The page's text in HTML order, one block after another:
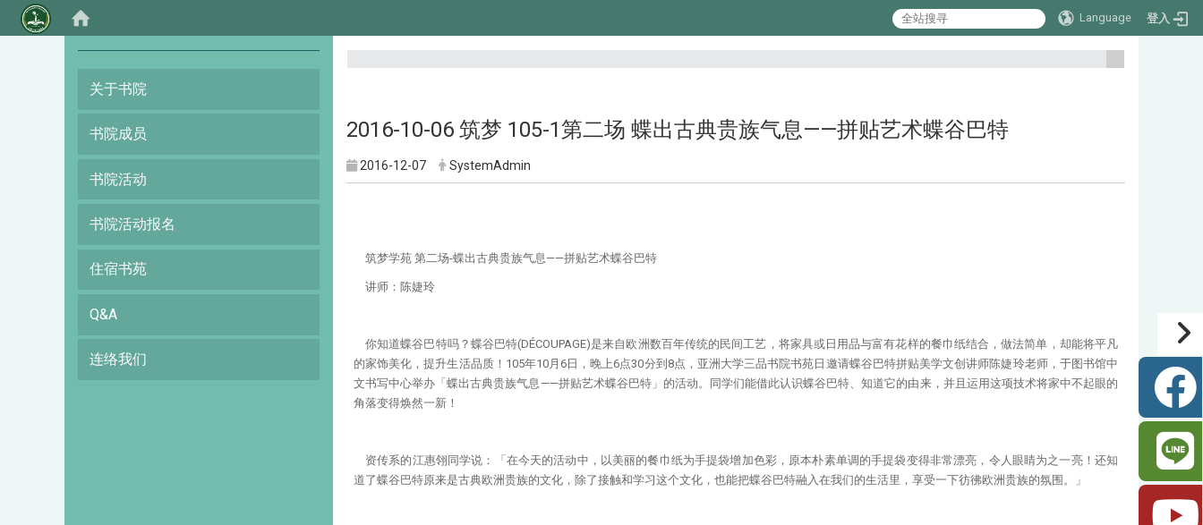
Language 登入
:::
关于书院
书院成员
书院活动
书院活动报名
住宿书苑
Q&A
连络我们
2016-10-06 筑梦 105-1第二场 蝶出古典贵族气息——拼贴艺术蝶谷巴特
2016-12-07 SystemAdmin
筑梦学苑 第二场-蝶出古典贵族气息——拼贴艺术蝶谷巴特
讲师 ： 陈婕玲
你知道蝶谷巴特吗？蝶谷巴特(DÉCOUPAGE)是来自欧洲数百年传统的民间工艺，将家具或日用品与富有花样的餐巾纸结合，做法简单，却能将平凡
的家饰美化，提升生活品质！105年10月6日，晚上6点30分到8点，亚洲大学三品书院书苑日邀请蝶谷巴特拼贴美学文创讲师陈婕玲老师，于图书馆中
文书写中心举办「蝶出古典贵族气息——拼贴艺术蝶谷巴特」的活动。同学们能借此认识蝶谷巴特、知道它的由来，并且运用这项技术将家中不起眼的
角落变得焕然一新！
资传系的江惠翎同学说：「在今天的活动中，以美丽的餐巾纸为手提袋增加色彩，原本朴素单调的手提袋变得非常漂亮，令人眼睛为之一亮！还知
道了蝶谷巴特原来是古典欧洲贵族的文化，除了接触和学习这个文化，也能把蝶谷巴特融入在我们的生活里，享受一下彷彿欧洲贵族的氛围。」